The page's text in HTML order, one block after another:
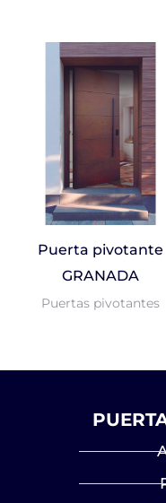
Puerta pivotante
GRANADA
Puertas pivotantes